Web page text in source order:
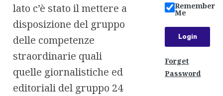
lato c’è stato il mettere a
disposizione del gruppo
delle competenze
straordinarie quali
quelle giornalistiche ed
editoriali del gruppo 24
Remember
Me
Forget
Password